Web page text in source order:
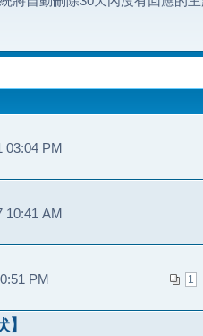
03:04 PM
10:41 AM
1
PM